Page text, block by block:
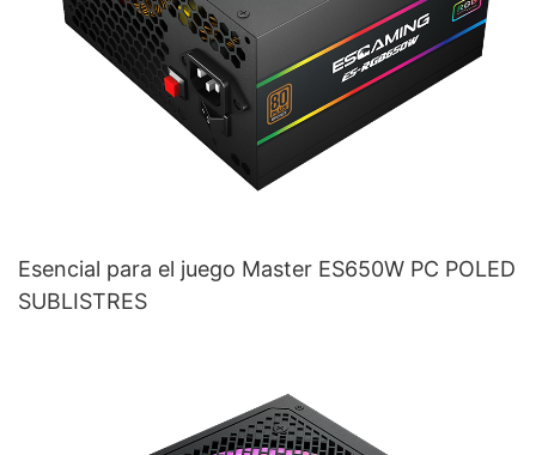
Esencial para el juego Master ES650W PC POLED
SUBLISTRES